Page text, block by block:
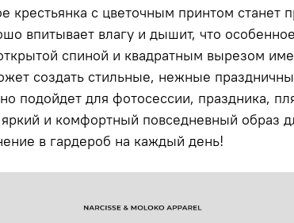
крестьянка с цветочным принтом
впитывает влагу и дышит, что
спиной и квадратным вырезом
создать стильные, нежные
подойдет для фотосессии, праздника,
и комфортный повседневный
в гардероб на каждый день!